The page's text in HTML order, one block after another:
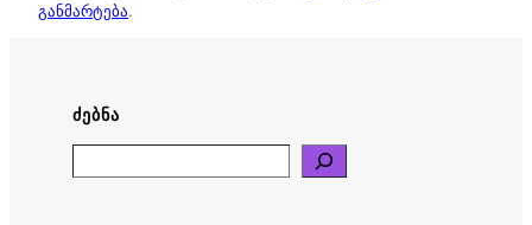
განმარტება.
ᲫᲔᲑᲜᲐ